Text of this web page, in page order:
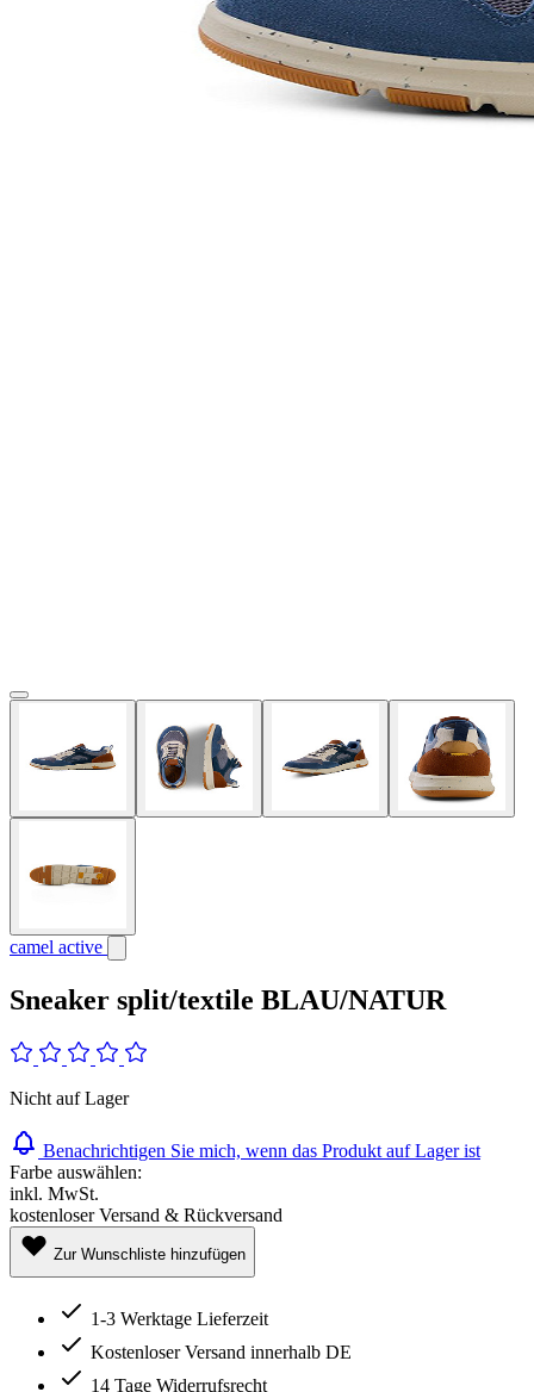
camel active
Sneaker split/textile BLAU/NATUR
Nicht auf Lager
Benachrichtigen Sie mich, wenn das Produkt auf Lager ist
Farbe auswählen:
inkl. MwSt.
kostenloser Versand & Rückversand
Zur Wunschliste hinzufügen
1-3 Werktage Lieferzeit
Kostenloser Versand innerhalb DE
14 Tage Widerrufsrecht